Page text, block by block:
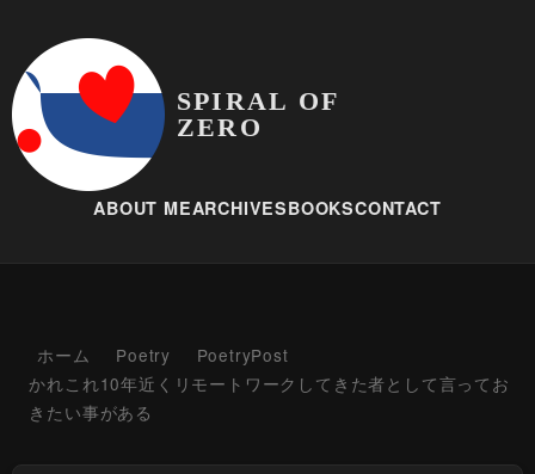
SPIRAL OF
ZERO
ABOUT MEARCHIVESBOOKSCONTACT
ホーム Poetry
PoetryPost
かれこれ10年近くリモートワークしてきた者として言ってお
きたい事がある